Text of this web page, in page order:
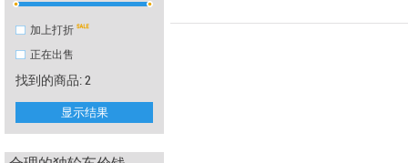
加上打折
正在出售
找到的商品: 2
显示结果